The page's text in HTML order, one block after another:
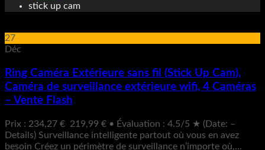
stick up cam
27
Déc
Ring Caméra Extérieure sans fil (Stick Up Cam),
Caméra de surveillance extérieure wifi, 4 Caméras
– Vente Flash
Prix : 234,27 € 219,99 € • Évaluation : 4.5/5 ★ (Date: –
Details) Surveillance intelligente partout où vous en avez
besoin Créez un périmètre de surveillance n’importe où,...